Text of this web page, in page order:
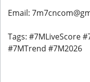
Email:
Tags: #7MLiveScore
#7MTrend #7M2026